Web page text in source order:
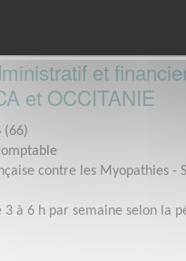
et
et OCCITANIE
(66)
contre les Myopathies -
3 à 6 h par semaine selon la